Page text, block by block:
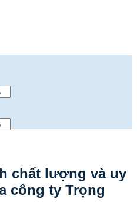
chất lượng và uy
công ty Trọng